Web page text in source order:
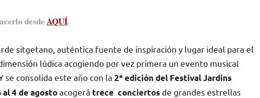
desde AQUÍ.
sitgetano, auténtica fuente de inspiración y lugar ideal para el
lúdica acogiendo por vez primera un evento musical
se consolida este año con la 2ª edición del Festival Jardins
4 de agostoacogerá trece conciertosde grandes estrellas